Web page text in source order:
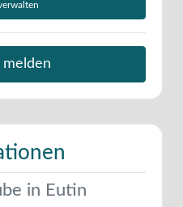
melden
in Eutin